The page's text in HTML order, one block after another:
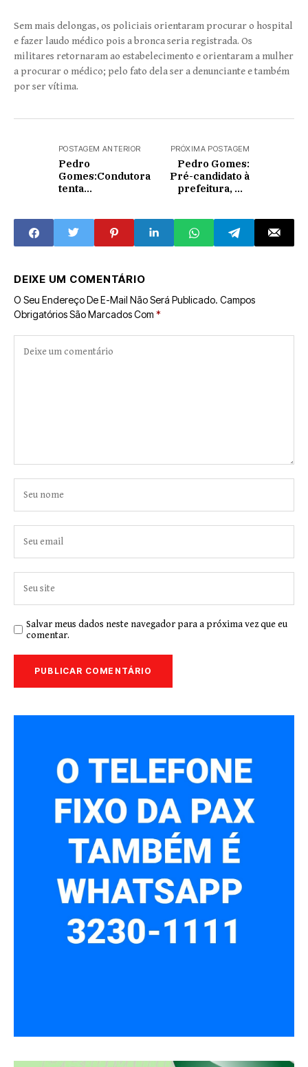
Sem mais delongas, os policiais orientaram procurar o hospital
e fazer laudo médico pois a bronca seria registrada. Os
militares retornaram ao estabelecimento e orientaram a mulher
a procurar o médico; pelo fato dela ser a denunciante e também
por ser vítima.
POSTAGEM ANTERIOR
Pedro
Gomes:Condutora
tenta
passeio na BR-163;
veja vídeo
PRÓXIMA POSTAGEM
Pedro Gomes:
Pré-candidato à
prefeitura, Dr.
com lideranças
DEIXE UM COMENTÁRIO
O Seu Endereço De E-Mail Não Será Publicado. Campos
Obrigatórios São Marcados Com *
Salvar meus dados neste navegador para a próxima vez que eu
comentar.